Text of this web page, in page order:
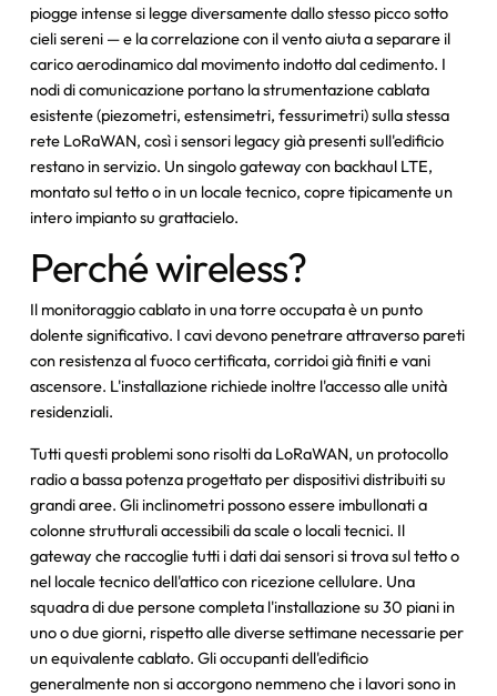
piogge intense si legge diversamente dallo stesso picco sotto
cieli sereni — e la correlazione con il vento aiuta a separare il
carico aerodinamico dal movimento indotto dal cedimento. I
nodi di comunicazione portano la strumentazione cablata
esistente (piezometri, estensimetri, fessurimetri) sulla stessa
rete LoRaWAN, così i sensori legacy già presenti sull'edificio
restano in servizio. Un singolo gateway con backhaul LTE,
montato sul tetto o in un locale tecnico, copre tipicamente un
intero impianto su grattacielo.
Perché wireless?
Il monitoraggio cablato in una torre occupata è un punto
dolente significativo. I cavi devono penetrare attraverso pareti
con resistenza al fuoco certificata, corridoi già finiti e vani
ascensore. L'installazione richiede inoltre l'accesso alle unità
residenziali.
Tutti questi problemi sono risolti da LoRaWAN, un protocollo
radio a bassa potenza progettato per dispositivi distribuiti su
grandi aree. Gli inclinometri possono essere imbullonati a
colonne strutturali accessibili da scale o locali tecnici. Il
gateway che raccoglie tutti i dati dai sensori si trova sul tetto o
nel locale tecnico dell'attico con ricezione cellulare. Una
squadra di due persone completa l'installazione su 30 piani in
uno o due giorni, rispetto alle diverse settimane necessarie per
un equivalente cablato. Gli occupanti dell'edificio
generalmente non si accorgono nemmeno che i lavori sono in